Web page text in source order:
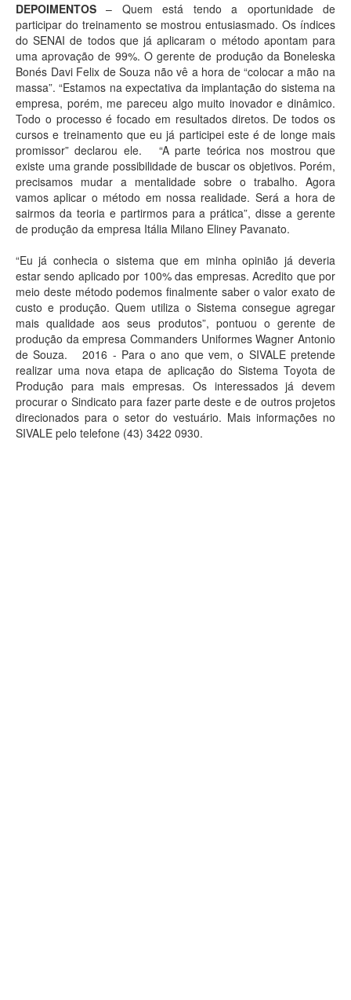
DEPOIMENTOS– Quem está tendo a oportunidade de
participar do treinamento se mostrou entusiasmado. Os índices
do SENAI de todos que já aplicaram o método apontam para
uma aprovação de 99%. O gerente de produção da Boneleska
Bonés Davi Felix de Souza não vê a hora de “colocar a mão na
massa”. “Estamos na expectativa da implantação do sistema na
empresa, porém, me pareceu algo muito inovador e dinâmico.
Todo o processo é focado em resultados diretos. De todos os
cursos e treinamento que eu já participei este é de longe mais
promissor” declarou ele. “A parte teórica nos mostrou que
existe uma grande possibilidade de buscar os objetivos. Porém,
precisamos mudar a mentalidade sobre o trabalho. Agora
vamos aplicar o método em nossa realidade. Será a hora de
sairmos da teoria e partirmos para a prática”, disse a gerente
de produção da empresa Itália Milano Eliney Pavanato.
“Eu já conhecia o sistema que em minha opinião já deveria
estar sendo aplicado por 100% das empresas. Acredito que por
meio deste método podemos finalmente saber o valor exato de
custo e produção. Quem utiliza o Sistema consegue agregar
mais qualidade aos seus produtos”, pontuou o gerente de
produção da empresa Commanders Uniformes Wagner Antonio
de Souza. 2016 - Para o ano que vem, o SIVALE pretende
realizar uma nova etapa de aplicação do Sistema Toyota de
Produção para mais empresas. Os interessados já devem
procurar o Sindicato para fazer parte deste e de outros projetos
direcionados para o setor do vestuário. Mais informações no
SIVALE pelo telefone (43) 3422 0930.